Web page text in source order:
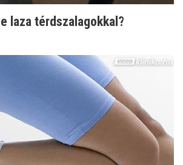
laza térdszalagokkal?